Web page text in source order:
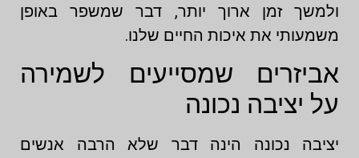
ולמשך זמן ארוך יותר, דבר שמשפר באופן
משמעותי את איכות החיים שלנו.
אביזרים שמסייעים לשמירה
על יציבה נכונה
יציבה נכונה הינה דבר שלא הרבה אנשים